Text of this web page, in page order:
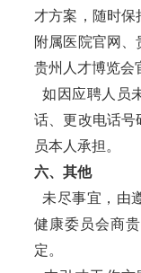
才方案，随时保
附属医院官网、
贵州人才博览会
如因应聘人员
话、更改电话号
员本人承担。
六、其他
未尽事宜，由
健康委员会商
定。